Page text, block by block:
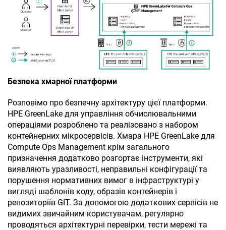
Безпека хмарної платформи
Розповімо про безпечну архітектуру цієї платформи.
HPE GreenLake для управління обчислювальними
операціями розроблено та реалізовано з набором
контейнерних мікросервісів. Хмара HPE GreenLake для
Compute Ops Management крім загального
призначення додатково розгортає інструменти, які
виявляють уразливості, неправильні конфігурації та
порушення нормативних вимог в інфраструктурі у
вигляді шаблонів коду, образів контейнерів і
репозиторіїв GIT. За допомогою додаткових сервісів не
видимих звичайним користувачам, регулярно
проводяться архітектурні перевірки, тести мережі та